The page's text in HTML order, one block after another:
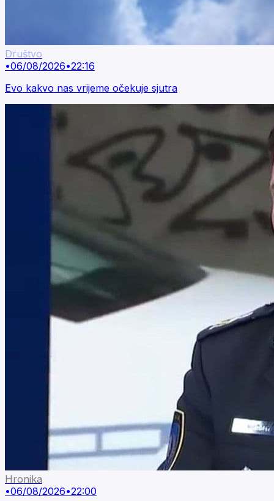
Društvo
•06/08/2026•22:16
Evo kakvo nas vrijeme očekuje sjutra
Hronika
•06/08/2026•22:00